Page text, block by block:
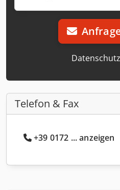
Telefon & Fax
+39 0172 ... anzeigen